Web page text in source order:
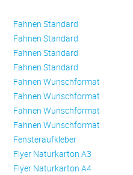
Fahnen Standard
Fahnen Standard
Fahnen Standard
Fahnen Standard
Fahnen Wunschformat
Fahnen Wunschformat
Fahnen Wunschformat
Fahnen Wunschformat
Fensteraufkleber
Flyer Naturkarton A3
Flyer Naturkarton A4